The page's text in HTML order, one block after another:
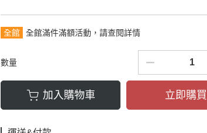
全館 全館滿件滿額活動，請查閱詳情
數量
加入購物車 立即購買